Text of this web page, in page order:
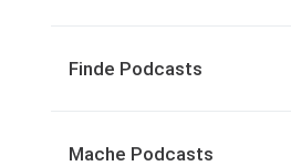
Finde Podcasts
Mache Podcasts